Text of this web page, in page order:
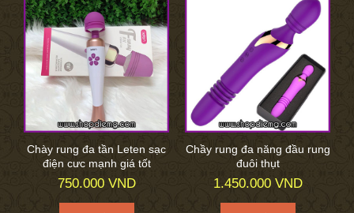
Chày rung đa tần Leten sạc
điện cưc mạnh giá tốt
750.000 VND
Chầy rung đa năng đầu rung
đuôi thụt
1.450.000 VND